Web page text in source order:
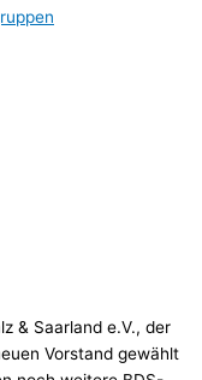
& Saarland e.V., der
Vorstand gewählt